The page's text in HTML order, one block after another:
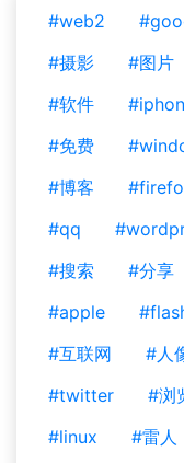
#web2
#摄影
#图片
#软件
#免费
#博客
#qq
#搜索
#分享
#apple
#互联网
#人
#twitter
#浏
#linux
#雷人